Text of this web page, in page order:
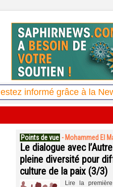
Points de vue - Mohammed El
Le dialogue avec
pleine diversité pour
culture de la paix (3/3)
Lire la